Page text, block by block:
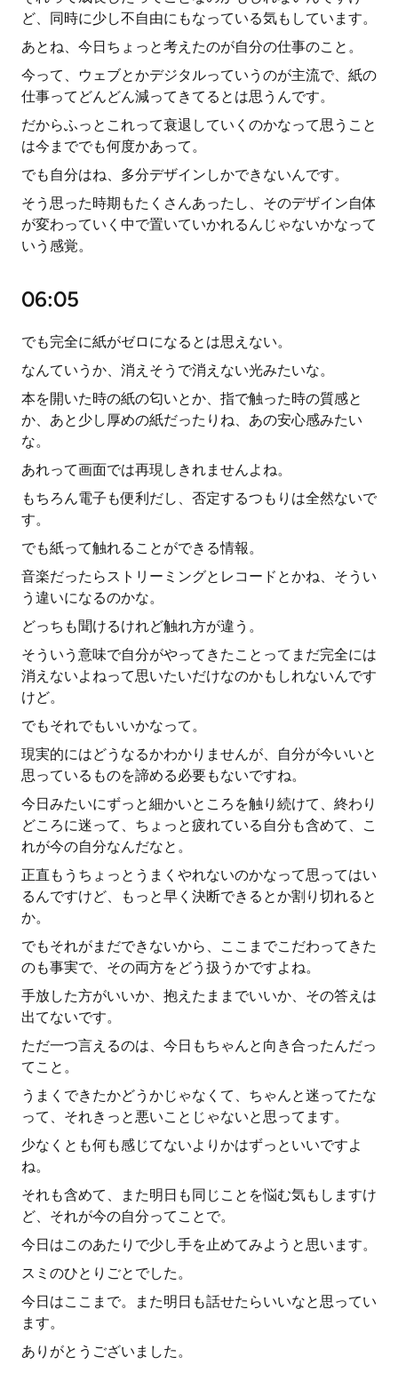
ど、同時に少し不自由にもなっている気もしています。
あとね、今日ちょっと考えたのが自分の仕事のこと。
今って、ウェブとかデジタルっていうのが主流で、紙の
仕事ってどんどん減ってきてるとは思うんです。
だからふっとこれって衰退していくのかなって思うこと
は今まででも何度かあって。
でも自分はね、多分デザインしかできないんです。
そう思った時期もたくさんあったし、そのデザイン自体
が変わっていく中で置いていかれるんじゃないかなって
いう感覚。
06:05
でも完全に紙がゼロになるとは思えない。
なんていうか、消えそうで消えない光みたいな。
本を開いた時の紙の匂いとか、指で触った時の質感と
か、あと少し厚めの紙だったりね、あの安心感みたい
な。
あれって画面では再現しきれませんよね。
もちろん電子も便利だし、否定するつもりは全然ないで
す。
でも紙って触れることができる情報。
音楽だったらストリーミングとレコードとかね、そうい
う違いになるのかな。
どっちも聞けるけれど触れ方が違う。
そういう意味で自分がやってきたことってまだ完全には
消えないよねって思いたいだけなのかもしれないんです
けど。
でもそれでもいいかなって。
現実的にはどうなるかわかりませんが、自分が今いいと
思っているものを諦める必要もないですね。
今日みたいにずっと細かいところを触り続けて、終わり
どころに迷って、ちょっと疲れている自分も含めて、こ
れが今の自分なんだなと。
正直もうちょっとうまくやれないのかなって思ってはい
るんですけど、もっと早く決断できるとか割り切れると
か。
でもそれがまだできないから、ここまでこだわってきた
のも事実で、その両方をどう扱うかですよね。
手放した方がいいか、抱えたままでいいか、その答えは
出てないです。
ただ一つ言えるのは、今日もちゃんと向き合ったんだっ
てこと。
うまくできたかどうかじゃなくて、ちゃんと迷ってたな
って、それきっと悪いことじゃないと思ってます。
少なくとも何も感じてないよりかはずっといいですよ
ね。
それも含めて、また明日も同じことを悩む気もしますけ
ど、それが今の自分ってことで。
今日はこのあたりで少し手を止めてみようと思います。
スミのひとりごとでした。
今日はここまで。また明日も話せたらいいなと思ってい
ます。
ありがとうございました。